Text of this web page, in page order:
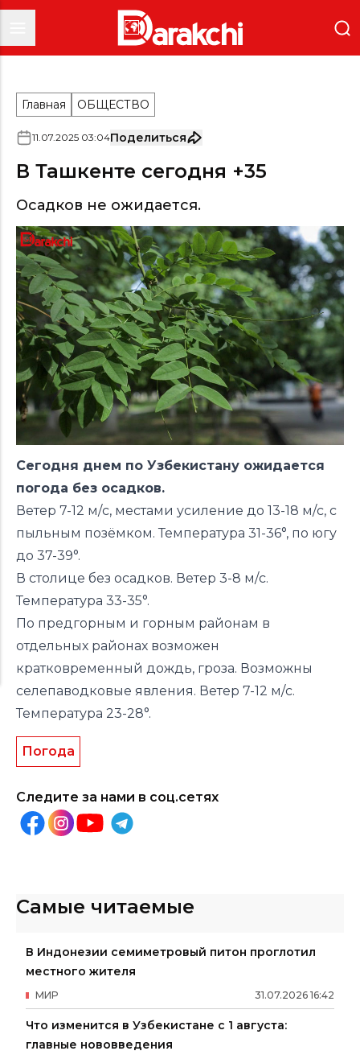
Главная ОБЩЕСТВО
11.07.2025 03:04Поделиться
В Ташкенте сегодня +35
Осадков не ожидается.
Сегодня днем по Узбекистану ожидается
погода без осадков.
Ветер 7-12 м/с, местами усиление до 13-18 м/с, с
пыльным позёмком. Температура 31-36°, по югу
до 37-39°.
В столице без осадков. Ветер 3-8 м/с.
Температура 33-35°.
По предгорным и горным районам в
отдельных районах возможен
кратковременный дождь, гроза. Возможны
селепаводковые явления. Ветер 7-12 м/с.
Температура 23-28°.
Погода
Следите за нами в соц.сетях
Самые читаемые
В Индонезии семиметровый питон проглотил
местного жителя
31.07.2026 16:42
МИР
Что изменится в Узбекистане с 1 августа:
главные нововведения